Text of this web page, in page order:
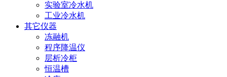
实验室冷水机
工业冷水机
其它仪器
冻融机
程序降温仪
层析冷柜
恒温槽